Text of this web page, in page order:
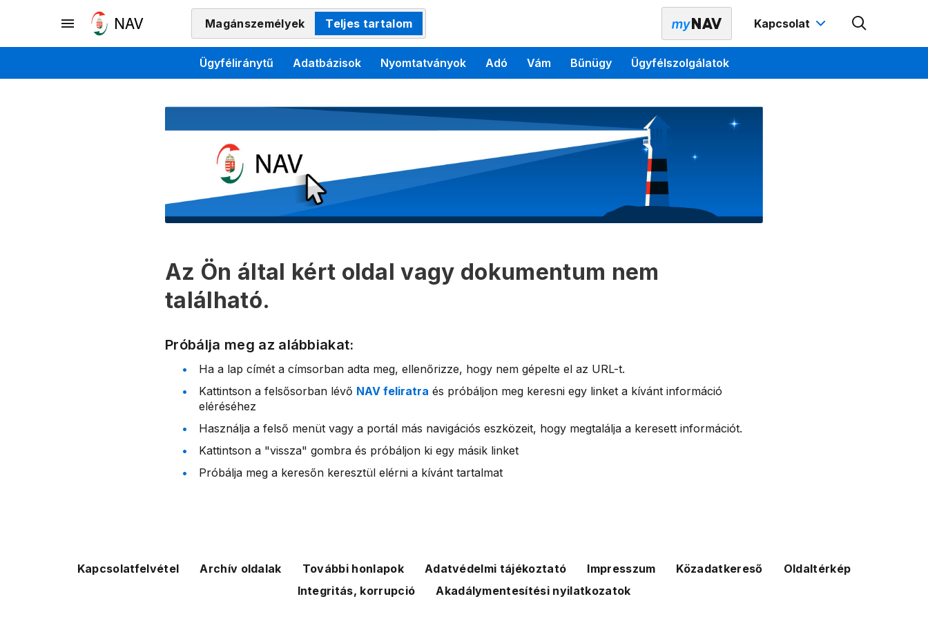
Magánszemélyek Teljes tartalom Kapcsolat
Ügyféliránytű Adatbázisok Nyomtatványok Adó Vám Bűnügy Ügyfélszolgálatok
Az Ön által kért oldal vagy dokumentum nem
található.
Próbálja meg az alábbiakat:
Ha a lap címét a címsorban adta meg, ellenőrizze, hogy nem gépelte el az URL-t.
Kattintson a felsősorban lévő NAV feliratra és próbáljon meg keresni egy linket a kívánt információ
eléréséhez
Használja a felső menüt vagy a portál más navigációs eszközeit, hogy megtalálja a keresett információt.
Kattintson a "vissza" gombra és próbáljon ki egy másik linket
Próbálja meg a keresőn keresztül elérni a kívánt tartalmat
Kapcsolatfelvétel Archív oldalak További honlapok Adatvédelmi tájékoztató Impresszum Közadatkereső
Oldaltérkép
Integritás, korrupció
Akadálymentesítési nyilatkozatok